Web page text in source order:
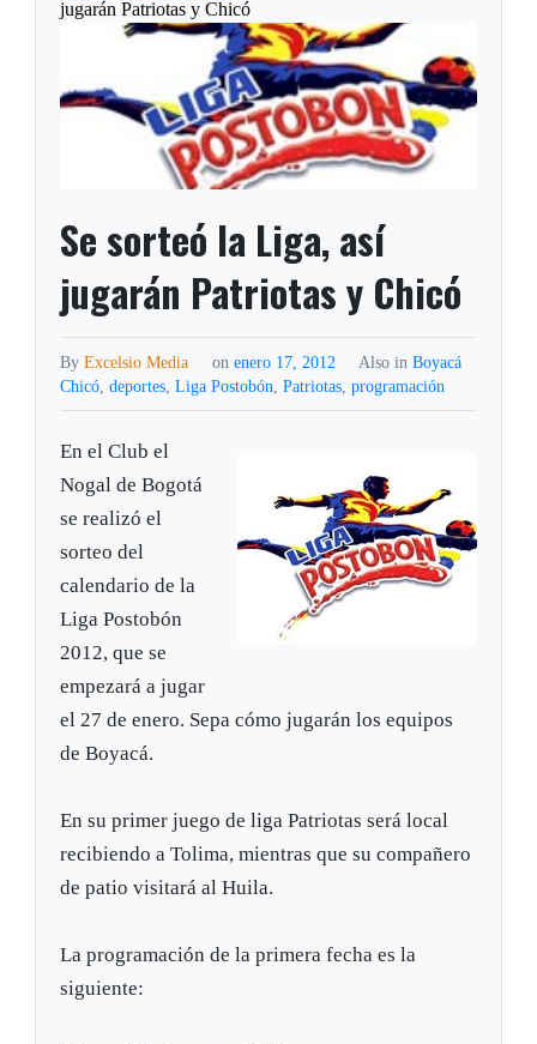
jugarán Patriotas y Chicó
Se sorteó la Liga, así
jugarán Patriotas y Chicó
ByExcelsio Media on enero 17, 2012 Also in Boyacá
Chicó,deportes,Liga Postobón,Patriotas,programación
En el Club el
Nogal de Bogotá
se realizó el
sorteo del
calendario de la
Liga Postobón
2012, que se
empezará a jugar
el 27 de enero. Sepa cómo jugarán los equipos
de Boyacá.
En su primer juego de liga Patriotas será local
recibiendo a Tolima, mientras que su compañero
de patio visitará al Huila.
La programación de la primera fecha es la
siguiente: